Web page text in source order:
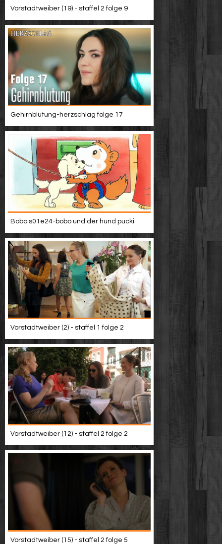
Vorstadtweiber (19) - staffel 2 folge 9
Gehirnblutung-herzschlag folge 17
Bobo s01e24-bobo und der hund pucki
Vorstadtweiber (2) - staffel 1 folge 2
Vorstadtweiber (12) - staffel 2 folge 2
Vorstadtweiber (15) - staffel 2 folge 5